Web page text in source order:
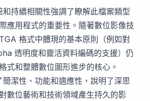
持續相關性強調了瞭解此檔案類型
應用程式的重要性。隨著數位影像技
格式中體現的基本原則（例如對
透明度和靈活資料編碼的支援）仍
式和整體數位圖形進步的核心。
潔性、功能和適應性，說明了深思
數位藝術和技術領域產生持久的影